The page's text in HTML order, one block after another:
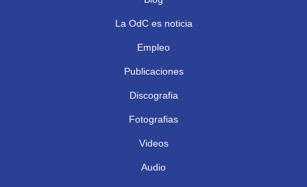
La OdC es noticia
Empleo
Publicaciones
Discografia
Fotografias
Videos
Audio